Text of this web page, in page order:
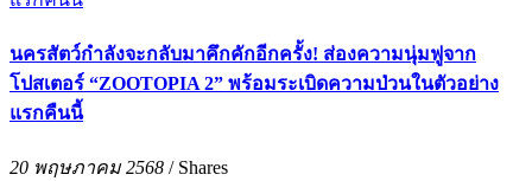
นครสัตว์กำลังจะกลับมาคึกคักอีกครั้ง! ส่องความนุ่มฟูจาก
โปสเตอร์ “ZOOTOPIA 2” พร้อมระเบิดความป่วนในตัวอย่าง
แรกคืนนี้
20 พฤษภาคม 2568 / Shares